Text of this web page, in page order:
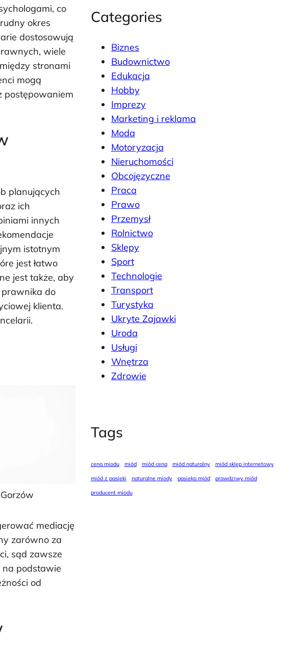
co
okres
dostosowują
wiele
stronami
mogą
postępowaniem
planujących
ich
innych
istotnym
jest łatwo
jest także, aby
do
klienta.
mediację
zarówno za
sąd zawsze
na podstawie
od
Categories
Biznes
Budownictwo
Edukacja
Hobby
Imprezy
Marketing i reklama
Moda
Motoryzacja
Nieruchomości
Obcojęzyczne
Praca
Prawo
Przemysł
Rolnictwo
Sklepy
Sport
Technologie
Transport
Turystyka
Ukryte Zajawki
Uroda
Usługi
Wnętrza
Zdrowie
Tags
cena miodu miód miód cena miód naturalny
miód sklep internetowy
miód z pasieki
naturalne miody pasieka miód
prawdziwy miód
producent miodu